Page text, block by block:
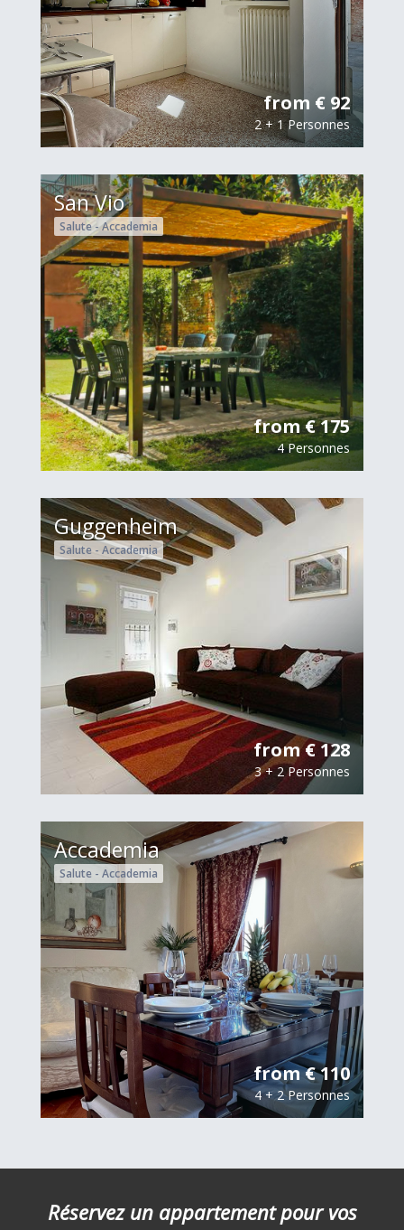
from € 92
2 + 1 Personnes
San Vio
Salute - Accademia
from € 175
4 Personnes
Guggenheim
Salute - Accademia
from € 128
3 + 2 Personnes
Accademia
Salute - Accademia
from € 110
4 + 2 Personnes
Réservez un appartement pour vos